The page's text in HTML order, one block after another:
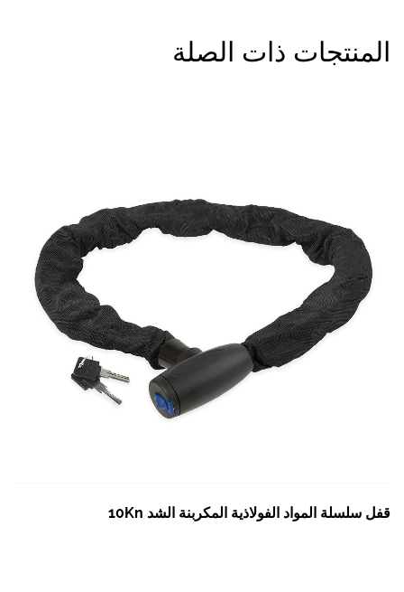
المنتجات ذات الصلة
قفل سلسلة المواد الفولاذية المكربنة الشد 10Kn